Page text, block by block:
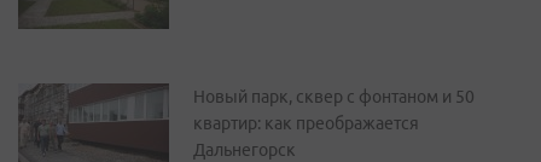
Новый парк, сквер с фонтаном и 50
квартир: как преображается
Дальнегорск